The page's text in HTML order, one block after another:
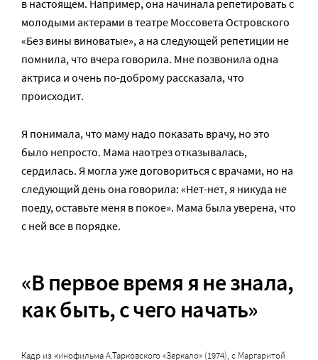
в настоящем. Например, она начинала репетировать с
молодыми актерами в театре Моссовета Островского
«Без вины виноватые», а на следующей репетиции не
помнила, что вчера говорила. Мне позвонила одна
актриса и очень по-доброму рассказала, что
происходит.
Я понимала, что маму надо показать врачу, но это
было непросто. Мама наотрез отказывалась,
сердилась. Я могла уже договориться с врачами, но на
следующий день она говорила: «Нет-нет, я никуда не
поеду, оставьте меня в покое». Мама была уверена, что
с ней все в порядке.
«В первое время я не знала,
как быть, с чего начать»
Кадр из кинофильма А.Тарковского «Зеркало» (1974), с Маргаритой